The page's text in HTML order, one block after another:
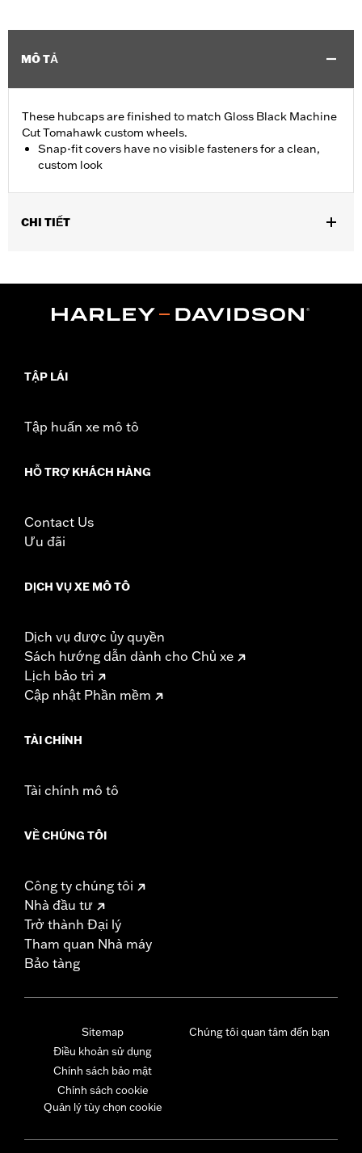
MÔ TẢ
These hubcaps are finished to match Gloss Black Machine
Cut Tomahawk custom wheels.
Snap-fit covers have no visible fasteners for a clean,
custom look
CHI TIẾT
Sold In Units: Pair
d.com/warranty
TẬP LÁI
Tập huấn xe mô tô
HỖ TRỢ KHÁCH HÀNG
Contact Us
Ưu đãi
DỊCH VỤ XE MÔ TÔ
Dịch vụ được ủy quyền
Sách hướng dẫn dành cho Chủ xe
Lịch bảo trì
Cập nhật Phần mềm
TÀI CHÍNH
Tài chính mô tô
VỀ CHÚNG TÔI
Công ty chúng tôi
Nhà đầu tư
Trở thành Đại lý
Tham quan Nhà máy
Bảo tàng
Sitemap
Điều khoản sử dụng
Chính sách bảo mật
Chính sách cookie
Quản lý tùy chọn cookie
Chúng tôi quan tâm đến bạn